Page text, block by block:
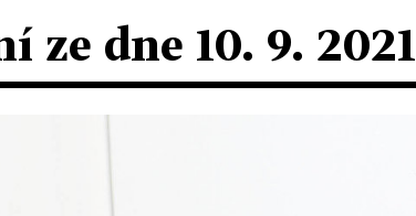
ze dne 10. 9. 2021